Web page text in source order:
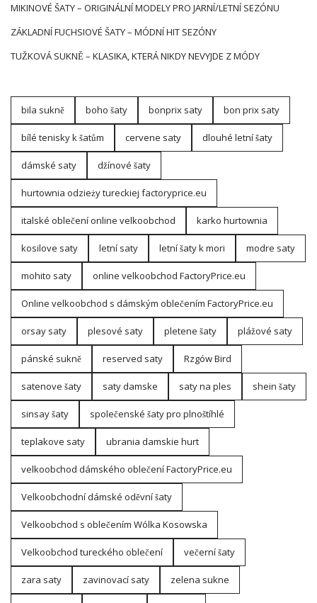
MIKINOVÉ ŠATY – ORIGINÁLNÍ MODELY PRO JARNÍ/LETNÍ SEZÓNU
ZÁKLADNÍ FUCHSIOVÉ ŠATY – MÓDNÍ HIT SEZÓNY
TUŽKOVÁ SUKNĚ – KLASIKA, KTERÁ NIKDY NEVYJDE Z MÓDY
bila sukně boho šaty bonprix saty bon prix saty
bílé tenisky k šatům cervene saty dlouhé letní šaty
dámské saty džínové šaty
hurtownia odzieży tureckiej factoryprice.eu
italské oblečení online velkoobchod karko hurtownia
kosilove saty letní saty letní šaty k mori modre saty
mohito saty online velkoobchod FactoryPrice.eu
Online velkoobchod s dámským oblečením FactoryPrice.eu
orsay saty plesové saty pletene šaty plážové saty
pánské sukně reserved saty Rzgów Bird
satenove šaty saty damske saty na ples shein šaty
sinsay šaty společenské šaty pro plnoštíhlé
teplakove saty ubrania damskie hurt
velkoobchod dámského oblečení FactoryPrice.eu
Velkoobchodní dámské oděvní šaty
Velkoobchod s oblečením Wólka Kosowska
Velkoobchod tureckého oblečení večerní šaty
zara saty zavinovací saty zelena sukne